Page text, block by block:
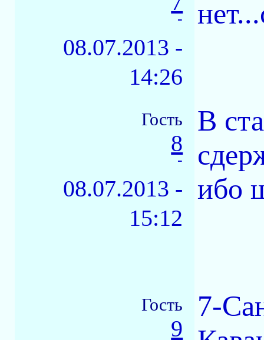
-
08.07.2013 -
14:26
Гость
8
-
08.07.2013 -
15:12
В
ибо
Гость
9
7-